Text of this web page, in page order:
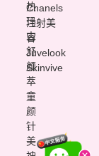
热
玛
吉
舒
颜
萃
童
颜
针
美
Chanels
注射美
容
Juvelook
Skinvive